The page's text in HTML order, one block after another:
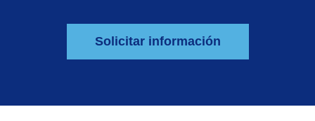
Solicitar información